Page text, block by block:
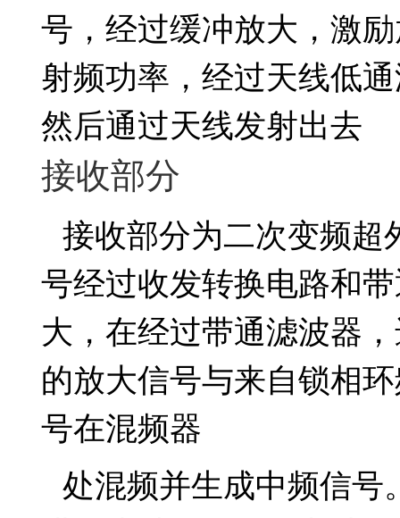
号，经过缓冲放大，激
射频功率，经过天线低
然后通过天线发射出去
接收部分
接收部分为二次变频超
号经过收发转换电路和
大，在经过带通滤波器
的放大信号与来自锁相
号在混频器
处混频并生成中频信号